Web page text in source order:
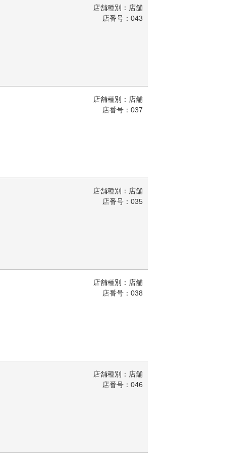
店舗種別：店舗
店番号：043
店舗種別：店舗
店番号：037
店舗種別：店舗
店番号：035
店舗種別：店舗
店番号：038
店舗種別：店舗
店番号：046